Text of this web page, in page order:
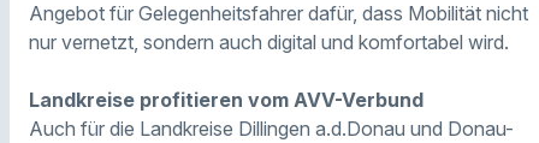
Angebot für Gelegenheitsfahrer dafür, dass Mobilität nicht
nur vernetzt, sondern auch digital und komfortabel wird.
Landkreise profitieren vom AVV-Verbund
Auch für die Landkreise Dillingen a.d.Donau und Donau-